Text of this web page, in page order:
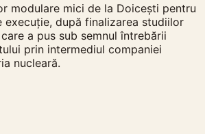
modulare mici de la Doicești pentru
după finalizarea studiilor
a pus sub semnul întrebării
prin intermediul companiei
nucleară.